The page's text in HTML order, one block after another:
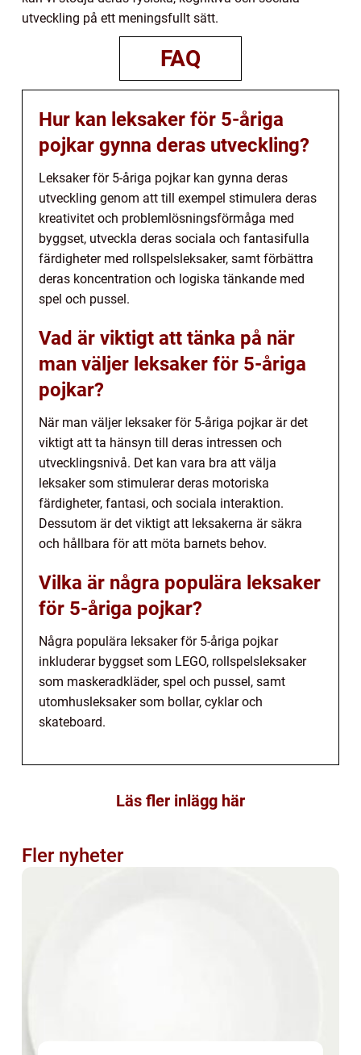
utveckling på ett meningsfullt sätt.
FAQ
Hur kan leksaker för 5-åriga
pojkar gynna deras utveckling?
Leksaker för 5-åriga pojkar kan gynna deras
utveckling genom att till exempel stimulera deras
kreativitet och problemlösningsförmåga med
byggset, utveckla deras sociala och fantasifulla
färdigheter med rollspelsleksaker, samt förbättra
deras koncentration och logiska tänkande med
spel och pussel.
Vad är viktigt att tänka på när
man väljer leksaker för 5-åriga
pojkar?
När man väljer leksaker för 5-åriga pojkar är det
viktigt att ta hänsyn till deras intressen och
utvecklingsnivå. Det kan vara bra att välja
leksaker som stimulerar deras motoriska
färdigheter, fantasi, och sociala interaktion.
Dessutom är det viktigt att leksakerna är säkra
och hållbara för att möta barnets behov.
Vilka är några populära leksaker
för 5-åriga pojkar?
Några populära leksaker för 5-åriga pojkar
inkluderar byggset som LEGO, rollspelsleksaker
som maskeradkläder, spel och pussel, samt
utomhusleksaker som bollar, cyklar och
skateboard.
Läs fler inlägg här
Fler nyheter